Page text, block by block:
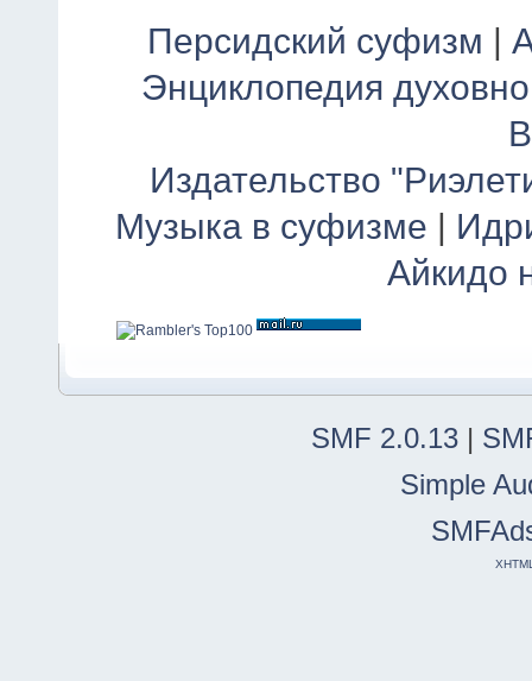
Персидский суфизм |
Энциклопедия
Издательство
Музыка в суфизме |
Айкидо
SMF 2.0.13 |
Simple